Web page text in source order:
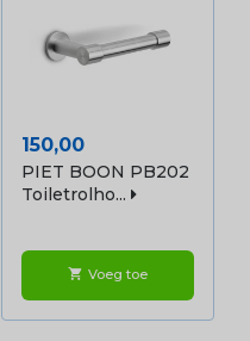
Prijs
150,00
PIET BOON PB202
Toiletrolho...
shopping_cart Voeg toe